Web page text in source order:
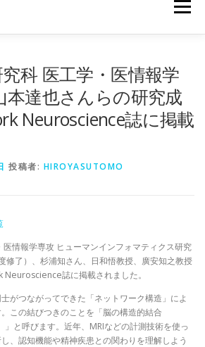
メニュー
)
科 医工学・医情報学
本達也さんらの研究成
Neuroscience誌に掲載
投稿者: HIROYASUTOMO
情報学専攻 ヒューマンインフォマティクス研究
修了）、杉浦知さん、日和悟教授、廣安知之教授
誌に掲載されました。
がつながってできた「ネットワーク構造」によ
この結びつきのことを「脳の構造的結合
と呼びます。近年、MRIなどの計測技術を使っ
、認知機能や精神疾患との関わりを理解しよう